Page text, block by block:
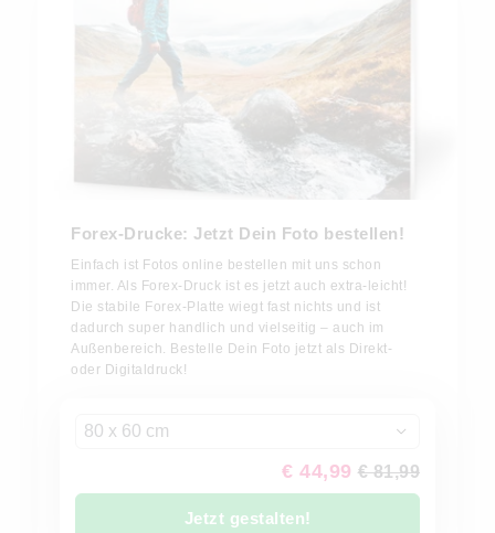
Forex-Drucke: Jetzt Dein Foto bestellen!
Einfach ist Fotos online bestellen mit uns schon
immer. Als Forex-Druck ist es jetzt auch extra-leicht!
Die stabile Forex-Platte wiegt fast nichts und ist
dadurch super handlich und vielseitig – auch im
Außenbereich. Bestelle Dein Foto jetzt als Direkt-
oder Digitaldruck!
80 x 60 cm
€ 44,99 € 81,99
Jetzt gestalten!